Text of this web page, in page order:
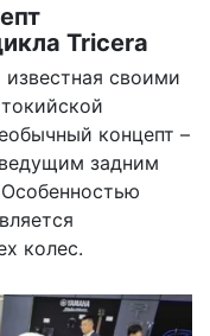
Tricera
своими
концепт –
задним
колес.